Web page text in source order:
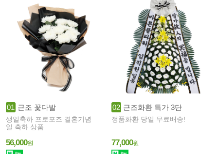
01 근조 꽃다발
생일축하 프로포즈 결혼기념
일 축하 상품
56,000원
02 근조화환 특가 3단
정품화환 당일 무료배송!
77,000원